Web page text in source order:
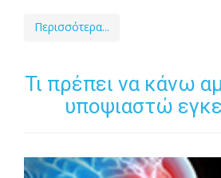
Περισσότερα...
Τι πρέπει να κάνω
υποψιαστώ